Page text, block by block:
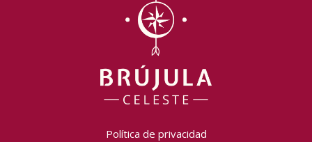
Política de privacidad